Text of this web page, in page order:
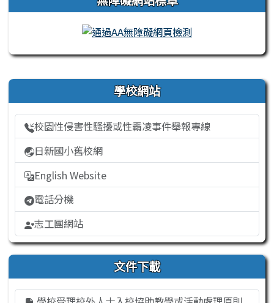
右邊區域內容 學校網站
校園性侵害性騷擾或性霸凌事件舉報專線
日新國小舊校網
English Website
電話分機
志工團網站
文件下載